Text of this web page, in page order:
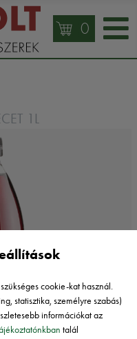
0
1L
cookie-kat használ.
statisztika, személyre szabás)
információkat az
talál